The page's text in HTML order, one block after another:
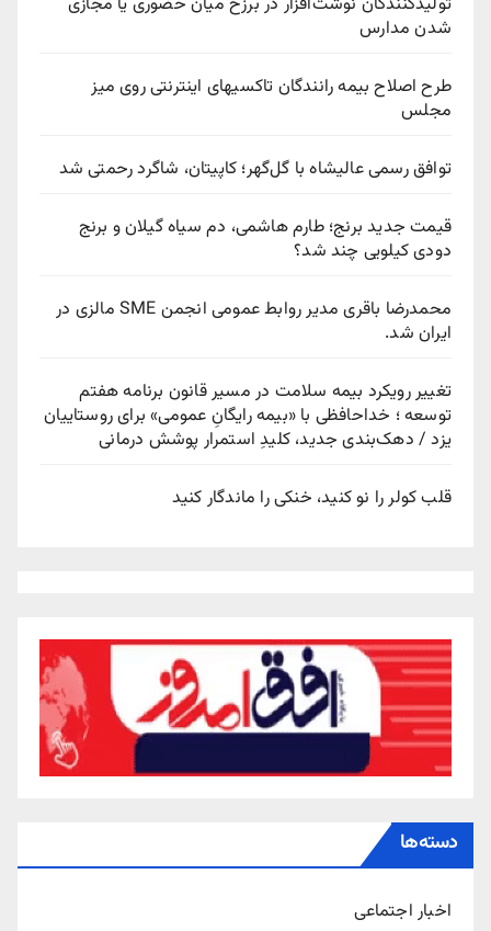
شدن مدارس
طرح اصلاح بیمه رانندگان تاکسیهای اینترنتی روی میز
مجلس
توافق رسمی عالیشاه با گل‌گهر؛ کاپیتان، شاگرد رحمتی شد
قیمت جدید برنج؛ طارم هاشمی، دم سیاه گیلان و برنج
دودی کیلویی چند شد؟
محمدرضا باقری مدیر روابط عمومی انجمن SME مالزی در
ایران شد.
تغییر رویکرد بیمه سلامت در مسیر قانون برنامه هفتم
توسعه ؛ خداحافظی با «بیمه رایگانِ عمومی» برای روستاییان
یزد / دهک‌بندی جدید، کلیدِ استمرار پوشش درمانی
قلب کولر را نو کنید، خنکی را ماندگار کنید
دسته‌ها
اخبار اجتماعی